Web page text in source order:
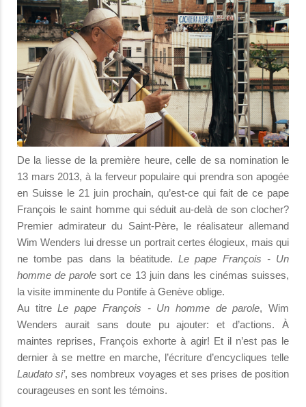
De la liesse de la première heure, celle de sa nomination le
13 mars 2013, à la ferveur populaire qui prendra son apogée
en Suisse le 21 juin prochain, qu’est-ce qui fait de ce pape
François le saint homme qui séduit au-delà de son clocher?
Premier admirateur du Saint-Père, le réalisateur allemand
Wim Wenders lui dresse un portrait certes élogieux, mais qui
ne tombe pas dans la béatitude.Le pape François - Un
homme de parole sort ce 13 juin dans les cinémas suisses,
la visite imminente du Pontife à Genève oblige.
Au titreLe pape François - Un homme de parole, Wim
Wenders aurait sans doute pu ajouter: et d’actions. À
maintes reprises, François exhorte à agir! Et il n’est pas le
dernier à se mettre en marche, l’écriture d’encycliques telle
Laudato si’, ses nombreux voyages et ses prises de position
courageuses en sont les témoins.